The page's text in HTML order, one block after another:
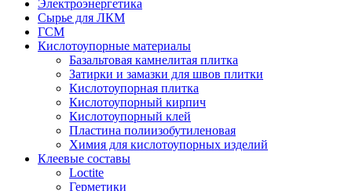
Электроэнергетика
Сырье для ЛКМ
ГСМ
Кислотоупорные материалы
Базальтовая камнелитая плитка
Затирки и замазки для швов плитки
Кислотоупорная плитка
Кислотоупорный кирпич
Кислотоупорный клей
Пластина полиизобутиленовая
Химия для кислотоупорных изделий
Клеевые составы
Loctite
Герметики